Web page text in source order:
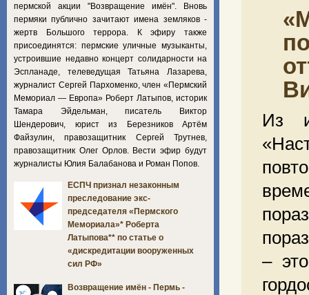
Из
–
пермской акции "Возвращение имён". Вновь
пермяки публично зачитают имена земляков -
жертв Большого террора. К эфиру также
присоединятся: пермские уличные музыканты,
устроившие недавно концерт солидарности на
Эспланаде, телеведущая Татьяна Лазарева,
журналист Сергей Пархоменко, член «Пермский
Мемориал — Европа» Роберт Латыпов, историк
Тамара Эйдельман, писатель Виктор
Шендерович, юрист из Березников Артём
Файзулин, правозащитник Сергей Трутнев,
правозащитник Олег Орлов. Вести эфир будут
журналисты Юлия Балабанова и Роман Попов.
ЕСПЧ признал незаконным
преследование экс-
председателя «Пермского
Мемориала»* Роберта
Латыпова** по статье о
«дискредитации вооруженных
сил РФ»
Возвращение имён - Пермь -